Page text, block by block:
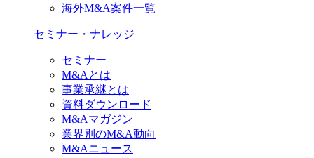
海外M&A案件一覧
セミナー・ナレッジ
セミナー
M&Aとは
事業承継とは
資料ダウンロード
M&Aマガジン
業界別のM&A動向
M&Aニュース